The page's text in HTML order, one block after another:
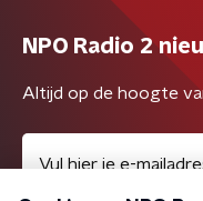
NPO Radio 2
Altijd op de hoogte